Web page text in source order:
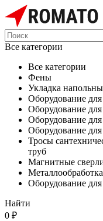
Все категории
Все категории
Фены
Укладка
Оборудование
Оборудование
Оборудование
Оборудование
Тросы
труб
Магнитные
Металлообработка
Оборудование
Найти
0 ₽